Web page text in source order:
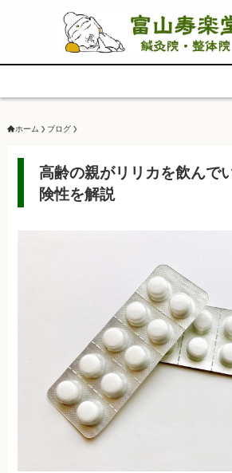
【リ
ホーム ブログ
高齢の親がリリカを飲んで
険性を解説